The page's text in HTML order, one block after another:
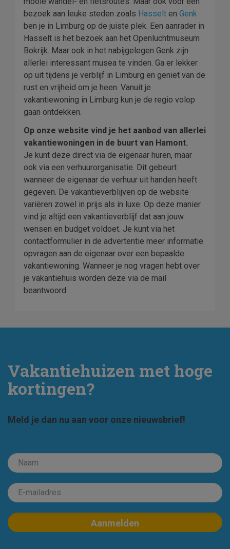
bezoek aan leuke steden zoals Hasselt en Genk
ben je in Limburg op de juiste plek. Een aanrader in
Hasselt is het bezoek aan het Openluchtmuseum
Bokrijk. Maar ook in het nabijgelegen Genk zijn
allerlei interessant musea te vinden. Ga er lekker
op uit tijdens je verblijf in Limburg en geniet van de
rust en vrijheid om je heen. Vanuit je
vakantiewoning in Limburg kun je de regio volop
gaan ontdekken.
Op onze website vind je het aanbod van allerlei
vakantiewoningen in de buurt van Hamont.
Je kunt deze direct via de eigenaar huren, maar
ook via een verhuurorganisatie. Dit gebeurt
wanneer de eigenaar de verhuur uit handen heeft
gegeven. De vakantieverblijven op de website
variëren zowel in prijs als in luxe. Op deze manier
vind je altijd een vakantieverblijf dat aan jouw
wensen en budget voldoet. Je kunt via het
contactformulier in de advertentie meer informatie
opvragen aan de eigenaar over een bepaalde
vakantiewoning. Wanneer je nog vragen hebt over
je vakantiehuis worden deze via de mail
beantwoord.
Vakantiehuizen met hoge
kortingen?
Meld je dan nu aan voor onze nieuwsbrief!